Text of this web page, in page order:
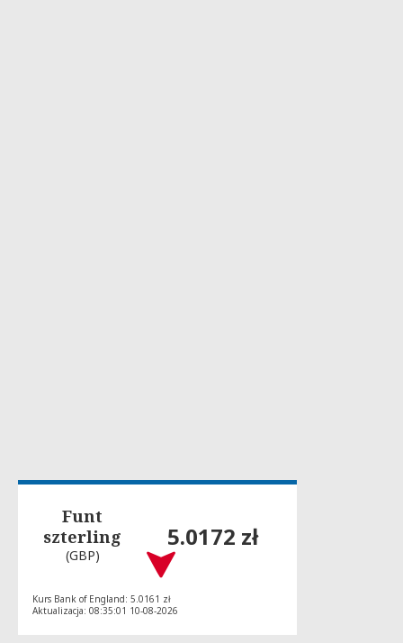
Funt
szterling
(GBP)
5.0172 zł
Kurs Bank of England: 5.0161 zł
Aktualizacja: 08:35:01 10-08-2026